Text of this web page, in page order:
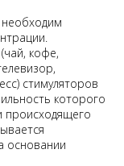
кофе,
стимуляторов
которого
происходящего
основании